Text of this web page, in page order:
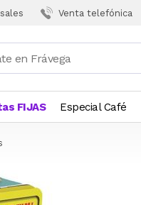
Venta telefónica
FIJAS Especial Café